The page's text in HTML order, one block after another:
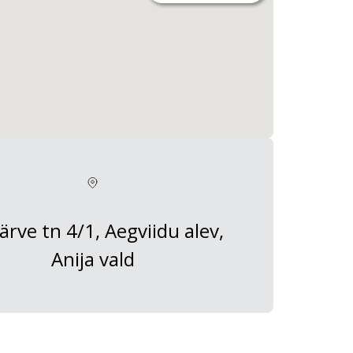
tn 4/1, Aegviidu alev,
Anija vald